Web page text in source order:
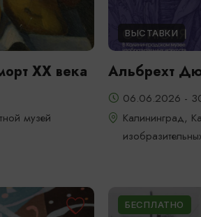
XX века
музей
ВЫСТАВКИ
Альбрехт
06.06.2026 -
Калининград,
БЕСПЛАТНО